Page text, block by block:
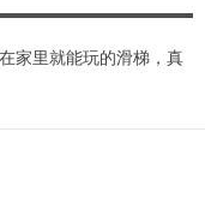
家里就能玩的滑梯，真